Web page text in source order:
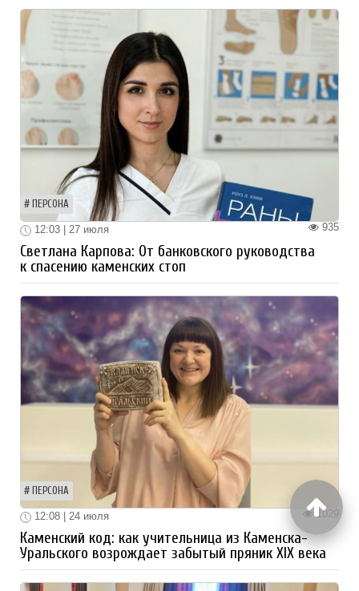
ПЕРСОНА
935
12:03 | 27 июля
Светлана Карпова: От банковского руководства
к спасению каменских стоп
ПЕРСОНА
1029
12:08 | 24 июля
Каменский код: как учительница из Каменска-
Уральского возрождает забытый пряник XIX века